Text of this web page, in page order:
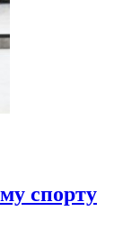
спорту